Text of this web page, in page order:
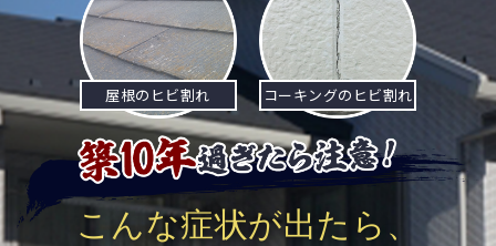
ゲ
ー
シ
ョ
ン
屋根のヒビ割れ コーキングのヒビ割れ
こんな症状が出たら、